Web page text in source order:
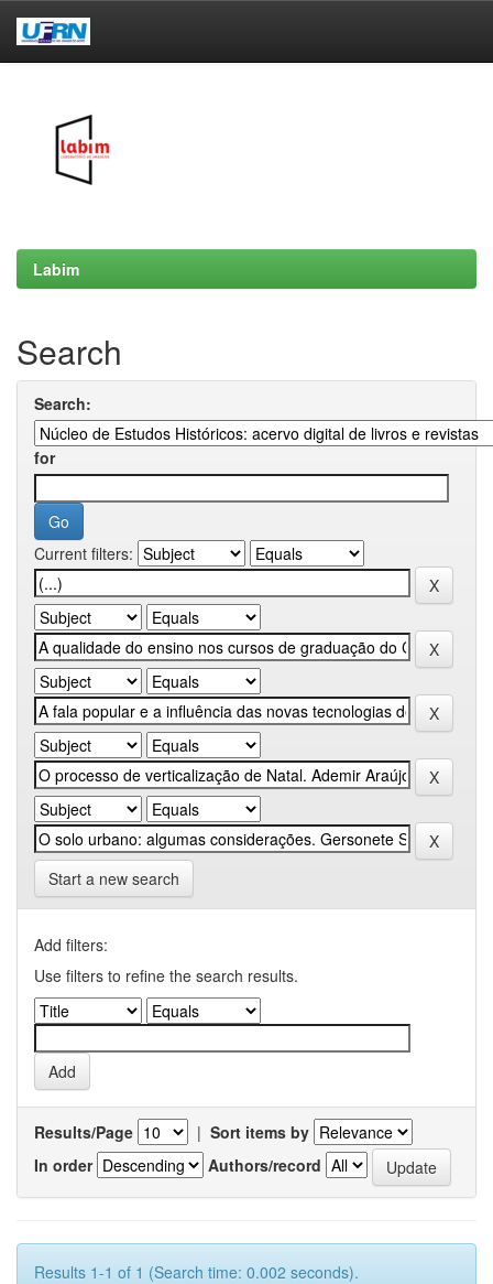
Labim
Search
Search:
for
Current filters:
Start a new search
Add filters:
Use filters to refine the search results.
Results/Page | Sort items by
In order
Authors/record
Results 1-1 of 1 (Search time: 0.002 seconds).